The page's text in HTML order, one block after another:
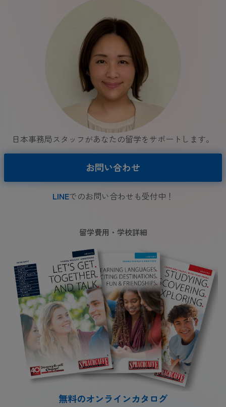
日本事務局スタッフがあなたの留学をサポートします。
お問い合わせ
LINEでのお問い合わせも受付中！
留学費用・学校詳細
無料のオンラインカタログ